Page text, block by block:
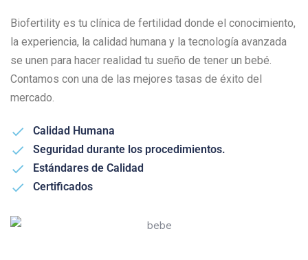
Biofertility es tu clínica de fertilidad donde el conocimiento,
la experiencia, la calidad humana y la tecnología avanzada
se unen para hacer realidad tu sueño de tener un bebé.
Contamos con una de las mejores tasas de éxito del
mercado.
Calidad Humana
Seguridad durante los procedimientos.
Estándares de Calidad
Certificados